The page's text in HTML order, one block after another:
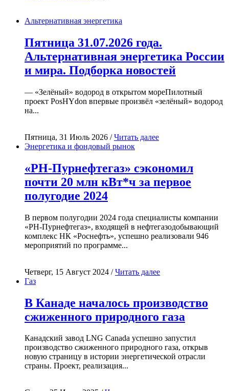
Альтернативная энергетика
Пятница 31.07.2026 года.
Альтернативная энергетика России
и мира. Подборка новостей
— «Зелёный» водород в открытом мореПилотный
проект PosHYdon впервые произвёл «зелёный» водород
на...
Пятница, 31 Июль 2026 /Читать далее
Энергетика и фондовый рынок
«РН-Пурнефтегаз» сэкономил
почти 20 млн кВт*ч за первое
полугодие 2024
В первом полугодии 2024 года специалисты компании
«РН-Пурнефтегаз», входящей в нефтегазодобывающий
комплекс НК «Роснефть», успешно реализовали 946
мероприятий по программе...
Четверг, 15 Август 2024 /Читать далее
Газ
В Канаде началось производство
сжиженного природного газа
Канадский завод LNG Canada успешно запустил
производство сжиженного природного газа, открыв
новую страницу в истории энергетической отрасли
страны. Проект, реализация...